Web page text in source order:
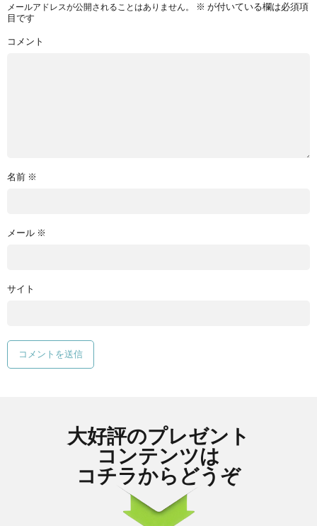
メールアドレスが公開されることはありません。 ※ が付いている欄は必須項
目です
コメント
名前 ※
メール ※
サイト
大好評のプレゼント
コンテンツは
コチラからどうぞ